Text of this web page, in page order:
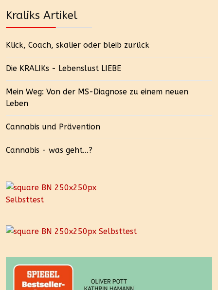
Kraliks Artikel
Klick, Coach, skalier oder bleib zurück
Die KRALIKs - Lebenslust LIEBE
Mein Weg: Von der MS-Diagnose zu einem neuen
Leben
Cannabis und Prävention
Cannabis - was geht...?